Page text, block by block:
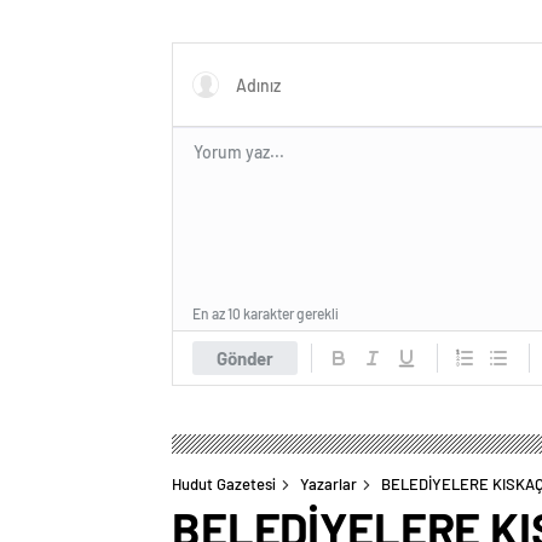
Gönder
En az 10 karakter gerekli
Hudut Gazetesi Yazarlar BELEDİYELERE
BELEDİYELERE